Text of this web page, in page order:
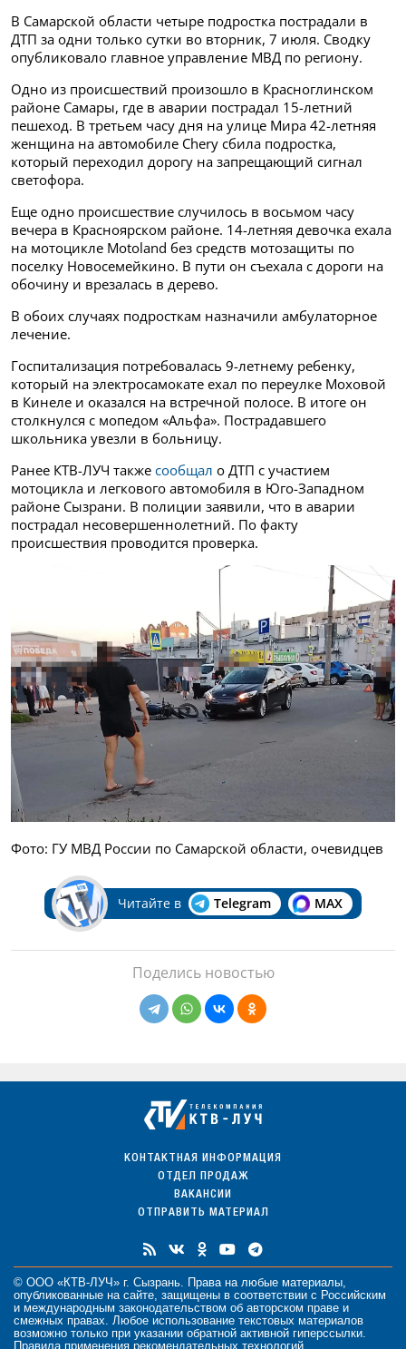
В Самарской области четыре подростка пострадали в
ДТП за одни только сутки во вторник, 7 июля. Сводку
опубликовало главное управление МВД по региону.
Одно из происшествий произошло в Красноглинском
районе Самары, где в аварии пострадал 15-летний
пешеход. В третьем часу дня на улице Мира 42-летняя
женщина на автомобиле Chery сбила подростка,
который переходил дорогу на запрещающий сигнал
светофора.
Еще одно происшествие случилось в восьмом часу
вечера в Красноярском районе. 14-летняя девочка ехала
на мотоцикле Motoland без средств мотозащиты по
поселку Новосемейкино. В пути он съехала с дороги на
обочину и врезалась в дерево.
В обоих случаях подросткам назначили амбулаторное
лечение.
Госпитализация потребовалась 9-летнему ребенку,
который на электросамокате ехал по переулке Моховой
в Кинеле и оказался на встречной полосе. В итоге он
столкнулся с мопедом «Альфа». Пострадавшего
школьника увезли в больницу.
Ранее КТВ-ЛУЧ также сообщал о ДТП с участием
мотоцикла и легкового автомобиля в Юго-Западном
районе Сызрани. В полиции заявили, что в аварии
пострадал несовершеннолетний. По факту
происшествия проводится проверка.
Фото: ГУ МВД России по Самарской области, очевидцев
Читайте в Telegram MAX
Поделись новостью
КОНТАКТНАЯ ИНФОРМАЦИЯ
ОТДЕЛ ПРОДАЖ
ВАКАНСИИ
ОТПРАВИТЬ МАТЕРИАЛ
© ООО «КТВ-ЛУЧ» г. Сызрань. Права на любые материалы
опубликованные на сайте, защищены в соответствии с Российским
и международным законодательством об авторском праве и
смежных правах. Любое использование текстовых материалов
возможно только при указании обратной активной гиперссылки.
Правила применения рекомендательных технологий